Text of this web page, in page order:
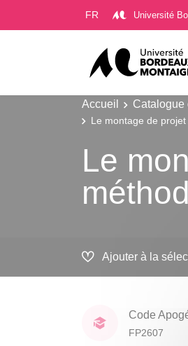
FR Université
Accueil Catalogue
Le montage de
Le
Ajouter à la
Code
FP2607